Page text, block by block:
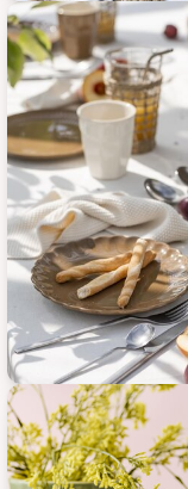
IB Laursen
IB Laursen